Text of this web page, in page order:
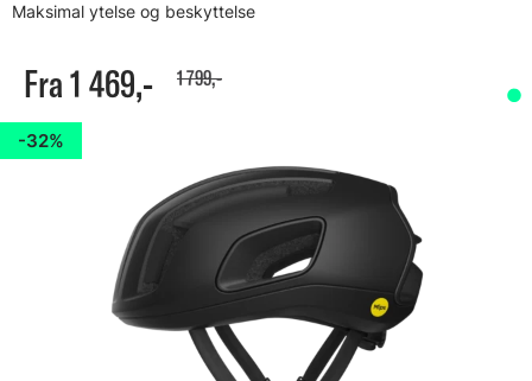
Maksimal ytelse og beskyttelse
Fra 1 469,- 1 799,-
32%